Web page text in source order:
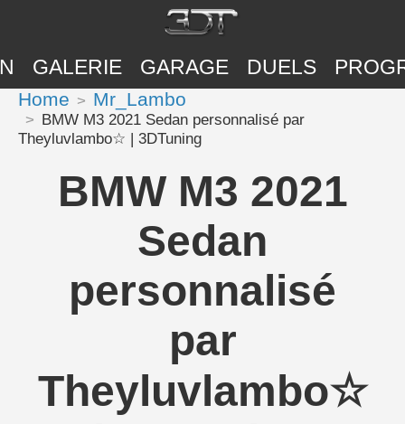
GALERIE GARAGE DUELS
Home Mr_Lambo
BMW M3 2021 Sedan personnalisé par
Theyluvlambo☆ | 3DTuning
BMW M3 2021
Sedan
personnalisé
par
Theyluvlambo☆